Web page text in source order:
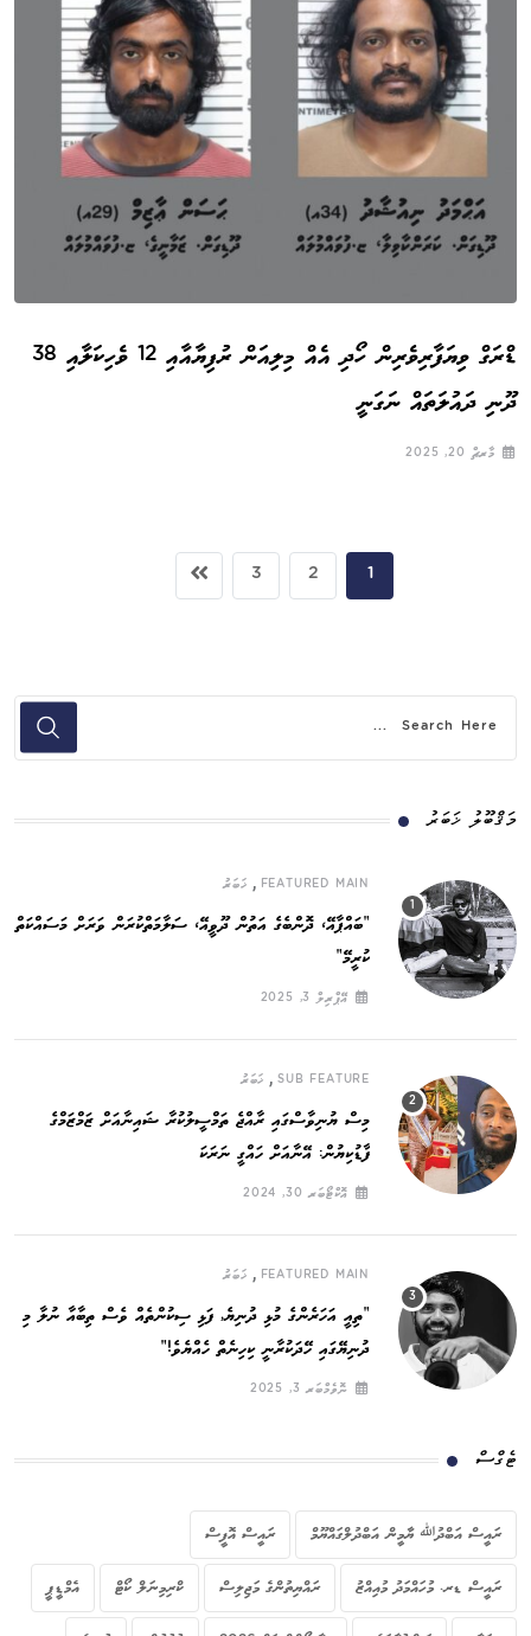
ޑްރަގް ވިޔަފާރިވެރިން ހޯދި އެއް މިލިއަން ރުފިޔާއާއި 12 ވެހިކަލާއި 38
ދޫނި ދައުލަތައް ނަގަނީ
މާރޗް 20, 2025
1
2
3
މަޤްބޫލު ޚަބަރު
FEATURED MAIN
, ޚަބަރު
”ބައްޕާއޭ، ދޮންބެގެ އަތުން ދޫވީއޭ، ސަލާމަތްކުރަން ވަރަށް މަސައްކަތް
ކުރީމޭ“
އޭޕްރިލް 3, 2025
SUB FEATURE
, ޚަބަރު
މިސް ޔުނިވާސްގައި ރާއްޖެ ތަމްސީލުކުރާ ޝައިނާއަށް ޒަމްޒަމްގެ
ފާޑުކިޔުން: އޭނާއަށް ހައްގީ ނަރަކަ
އޮކްޓޯބަރ 30, 2024
FEATURED MAIN
, ޚަބަރު
”ތިއީ އަހަރެންގެ މުޅި ދުނިޔެ, ފަޅި ސިކުންތެއް ވެސް ތިބާއާ ނުލާ މި
ދުނިޔޭގައި ހޭދަކުރާނީ ކިހިނެތް ހެއްޔެވެ!“
ނޮވެމްބަރ 3, 2025
ޓެގްސް
ރައީސް އަބްދުﷲ ޔާމީން އަބްދުލްގައްޔޫމް ރައީސް އޮފީސް
ރައީސް ޑރ. މުހައްމަދު މުއިއްޒު ރައްޔިތުންގެ މަޖިލިސް ކްރިމިނަލް ކޯޓް އެމްޑީޕީ